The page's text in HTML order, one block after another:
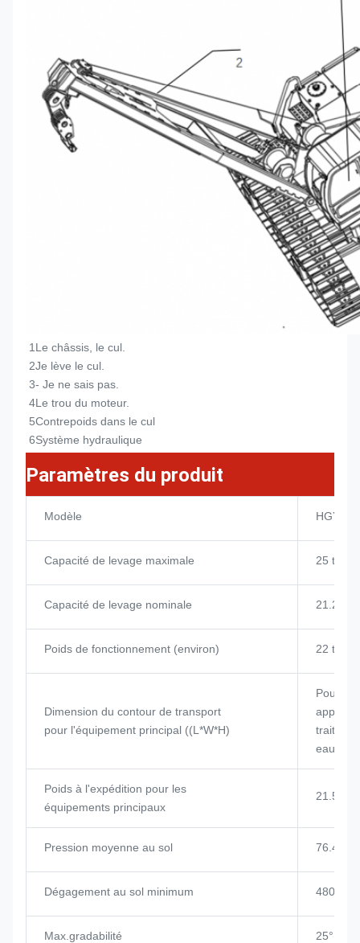
1Le châssis, le cul.
2Je lève le cul.
3- Je ne sais pas.
4Le trou du moteur.
5Contrepoids dans le cul
6Système hydraulique
Paramètres du produit
Modèle HGY20
Capacité de levage maximale 25
Capacité de levage nominale 21.25
Poids de fonctionnement (environ) 22
Dimension du contour de transport
pour l'équipement principal ((L*W*H)
Pour les
eaux
Poids à l'expédition pour les
équipements principaux
21.5t
Pression moyenne au sol 76.4
Dégagement au sol minimum 480 mm
Max.gradabilité 25°